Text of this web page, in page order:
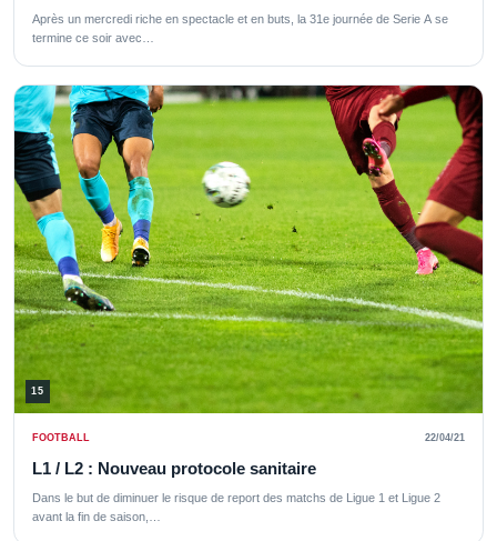
Après un mercredi riche en spectacle et en buts, la 31e journée de Serie A se
termine ce soir avec…
15
FOOTBALL 22/04/21
L1 / L2 : Nouveau protocole sanitaire
Dans le but de diminuer le risque de report des matchs de Ligue 1 et Ligue 2
avant la fin de saison,…